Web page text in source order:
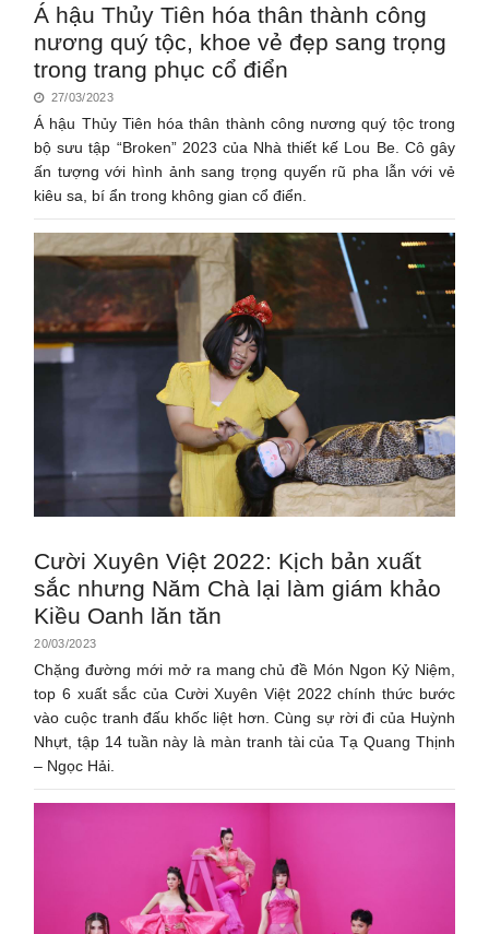
Á hậu Thủy Tiên hóa thân thành công
nương quý tộc, khoe vẻ đẹp sang trọng
trong trang phục cổ điển
27/03/2023
Á hậu Thủy Tiên hóa thân thành công nương quý tộc trong
bộ sưu tập “Broken” 2023 của Nhà thiết kế Lou Be. Cô gây
ấn tượng với hình ảnh sang trọng quyến rũ pha lẫn với vẻ
kiêu sa, bí ẩn trong không gian cổ điển.
Cười Xuyên Việt 2022: Kịch bản xuất
sắc nhưng Năm Chà lại làm giám khảo
Kiều Oanh lăn tăn
20/03/2023
Chặng đường mới mở ra mang chủ đề Món Ngon Kỷ Niệm,
top 6 xuất sắc của Cười Xuyên Việt 2022 chính thức bước
vào cuộc tranh đấu khốc liệt hơn. Cùng sự rời đi của Huỳnh
Nhựt, tập 14 tuần này là màn tranh tài của Tạ Quang Thịnh
– Ngọc Hải.